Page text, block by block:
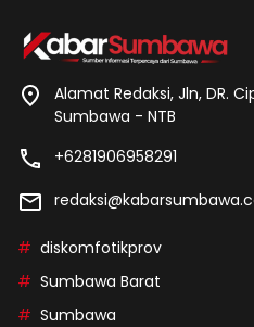
Alamat Redaksi, Jln, DR.
Sumbawa - NTB
+6281906958291
diskomfotikprov
Sumbawa Barat
Sumbawa